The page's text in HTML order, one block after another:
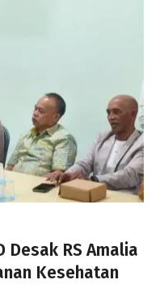
Desak RS Amalia
Kesehatan